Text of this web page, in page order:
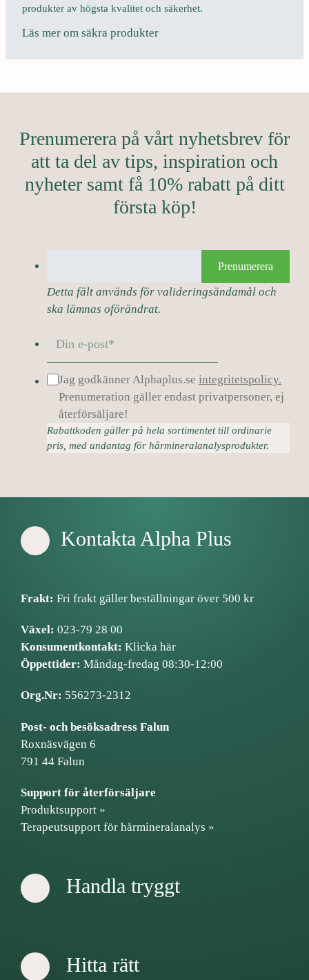
produkter av högsta kvalitet och säkerhet.
Läs mer om säkra produkter
Prenumerera på vårt nyhetsbrev för
att ta del av tips, inspiration och
nyheter samt få 10% rabatt på ditt
första köp!
Detta fält används för valideringsändamål och
ska lämnas oförändrat.
Jag godkänner Alphaplus.se integritetspolicy.
Prenumeration gäller endast privatpersoner, ej
återförsäljare!
Rabattkoden gäller på hela sortimentet till ordinarie
pris, med undantag för hårmineralanalysprodukter.
Prenumerera
Kontakta Alpha Plus
Frakt: Fri frakt gäller beställningar över 500 kr
Växel: 023-79 28 00
Konsumentkontakt: Klicka här
Öppettider: Måndag-fredag 08:30-12:00
Org.Nr: 556273-2312
Post- och besöksadress Falun
Roxnäsvägen 6
791 44 Falun
Support för återförsäljare
Produktsupport »
Terapeutsupport för hårmineralanalys »
Handla tryggt
Hitta rätt